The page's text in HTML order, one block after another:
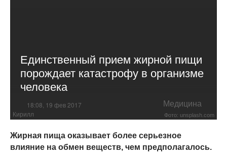
Единственный прием жирной пищи
порождает катастрофу в организме
человека
18:08, 19 фев 2017 Медицина
Кирилл Фото: unsplash.com
Жирная пища оказывает более серьезное
влияние на обмен веществ, чем предполагалось.